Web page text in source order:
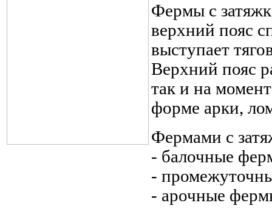
Фермы с
верхний пояс
выступает
Верхний пояс
так и на
форме арки,
Фермами с
- балочные
-
- арочные